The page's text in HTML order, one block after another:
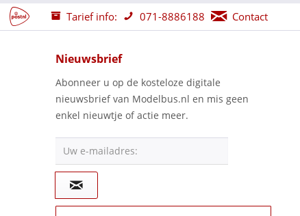
Tarief info: 071-8886188 Contact
Nieuwsbrief
Abonneer u op de kosteloze digitale
nieuwsbrief van Modelbus.nl en mis geen
enkel nieuwtje of actie meer.
Uw e-mailadres: